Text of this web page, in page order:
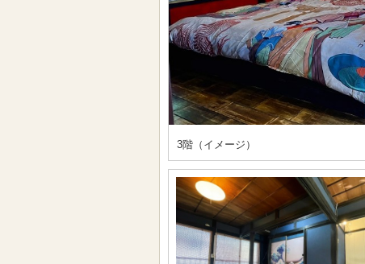
3階（イメージ）